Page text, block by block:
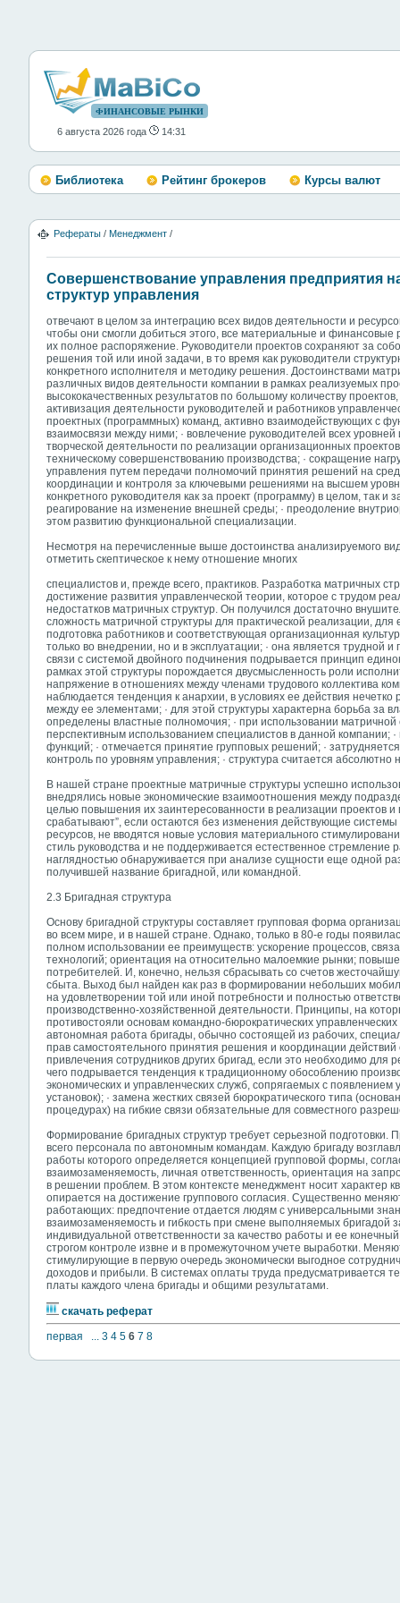
ФИНАНСОВЫЕ РЫНКИ
6 августа 2026 года 14:31
Библиотека Рейтинг брокеров Курсы валют
Рефераты / Менеджмент /
Совершенствование управления предприятия
структур управления
отвечают в целом за интеграцию всех видов деятельности и
чтобы они смогли добиться этого, все материальные и
их полное распоряжение. Руководители проектов сохраняют за
решения той или иной задачи, в то время как руководители
конкретного исполнителя и методику решения. Достоинствами
различных видов деятельности компании в рамках реализуемых
высококачественных результатов по большому количеству
активизация деятельности руководителей и работников
проектных (программных) команд, активно взаимодействующих с
взаимосвязи между ними; · вовлечение руководителей всех
творческой деятельности по реализации организационных
техническому совершенствованию производства; · сокращение
управления путем передачи полномочий принятия решений на
координации и контроля за ключевыми решениями на высшем
конкретного руководителя как за проект (программу) в целом, так
реагирование на изменение внешней среды; · преодоление
этом развитию функциональной специализации.
Несмотря на перечисленные выше достоинства анализируемого
отметить скептическое к нему отношение многих
специалистов и, прежде всего, практиков. Разработка матричных
достижение развития управленческой теории, которое с трудом
недостатков матричных структур. Он получился достаточно
сложность матричной структуры для практической реализации,
подготовка работников и соответствующая организационная
только во внедрении, но и в эксплуатации; · она является трудной
связи с системой двойного подчинения подрывается принцип
рамках этой структуры порождается двусмысленность роли
напряжение в отношениях между членами трудового коллектива
наблюдается тенденция к анархии, в условиях ее действия
между ее элементами; · для этой структуры характерна борьба за
определены властные полномочия; · при использовании матричной
перспективным использованием специалистов в данной компании;
функций; · отмечается принятие групповых решений; ·
контроль по уровням управления; · структура считается
В нашей стране проектные матричные структуры успешно
внедрялись новые экономические взаимоотношения между
целью повышения их заинтересованности в реализации проектов и
срабатывают”, если остаются без изменения действующие
ресурсов, не вводятся новые условия материального
стиль руководства и не поддерживается естественное стремление
наглядностью обнаруживается при анализе сущности еще одной
получившей название бригадной, или командной.
2.3 Бригадная структура
Основу бригадной структуры составляет групповая форма
во всем мире, и в нашей стране. Однако, только в 80-е годы
полном использовании ее преимуществ: ускорение процессов,
технологий; ориентация на относительно малоемкие рынки;
потребителей. И, конечно, нельзя сбрасывать со счетов
сбыта. Выход был найден как раз в формировании небольших
на удовлетворении той или иной потребности и полностью
производственно-хозяйственной деятельности. Принципы, на
противостояли основам командно-бюрократических
автономная работа бригады, обычно состоящей из рабочих,
прав самостоятельного принятия решения и координации
привлечения сотрудников других бригад, если это необходимо для
чего подрывается тенденция к традиционному обособлению
экономических и управленческих служб, сопрягаемых с
установок); · замена жестких связей бюрократического типа
процедурах) на гибкие связи обязательные для совместного
Формирование бригадных структур требует серьезной подготовки.
всего персонала по автономным командам. Каждую бригаду
работы которого определяется концепцией групповой формы,
взаимозаменяемость, личная ответственность, ориентация на
в решении проблем. В этом контексте менеджмент носит характер
опирается на достижение группового согласия. Существенно
работающих: предпочтение отдается людям с универсальными
взаимозаменяемость и гибкость при смене выполняемых бригадой
индивидуальной ответственности за качество работы и ее
строгом контроле извне и в промежуточном учете выработки.
стимулирующие в первую очередь экономически выгодное
доходов и прибыли. В системах оплаты труда предусматривается
платы каждого члена бригады и общими результатами.
скачать реферат
первая
... 3 4 5 6 7 8